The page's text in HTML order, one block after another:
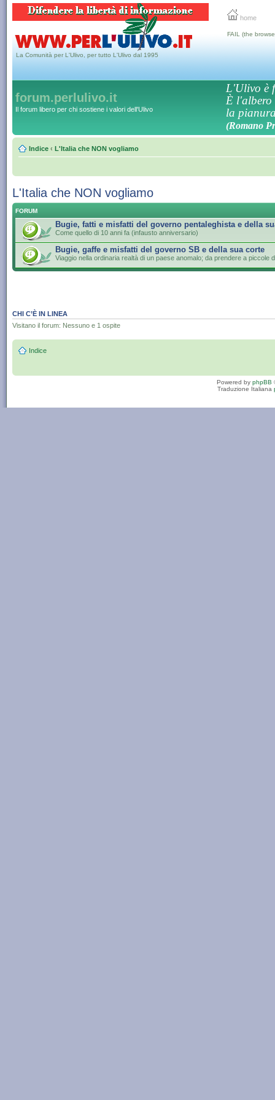
home
La Comunità per L'Ulivo, per tutto L'Ulivo dal 1995
FAIL (the
forum.perlulivo.it
Il forum libero per chi sostiene i valori dell'Ulivo
L'Ulivo è
È l'albero
la
(Romano
Indice ‹ L'Italia che NON vogliamo
L'Italia che NON vogliamo
FORUM
Bugie, fatti e misfatti del governo pentaleghista e della
Come quello di 10 anni fa (infausto anniversario)
Bugie, gaffe e misfatti del governo SB e della sua corte
Viaggio nella ordinaria realtà di un paese anomalo; da prendere a piccole
CHI C’È IN LINEA
Visitano il forum: Nessuno e 1 ospite
Indice
Powered by phpBB
Traduzione Italiana